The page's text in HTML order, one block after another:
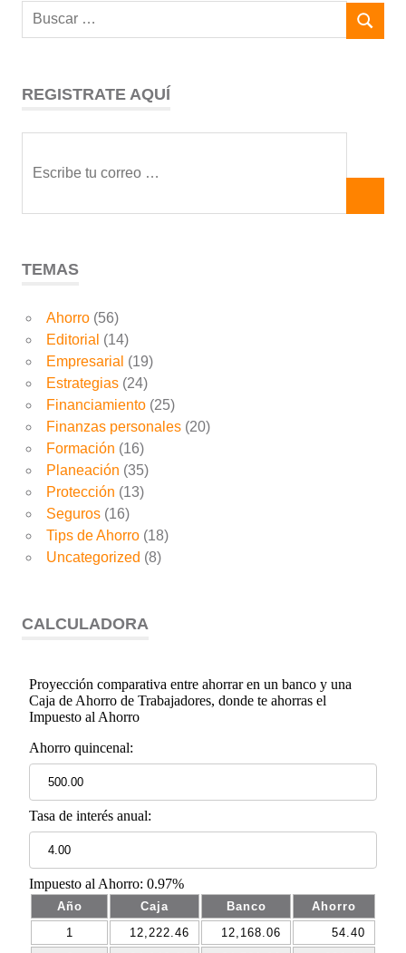
REGISTRATE AQUÍ
TEMAS
Ahorro(56)
Editorial (14)
Empresarial (19)
Estrategias(24)
Financiamiento(25)
Finanzas personales(20)
Formación (16)
Planeación (35)
Protección (13)
Seguros(16)
Tips de Ahorro(18)
Uncategorized (8)
CALCULADORA